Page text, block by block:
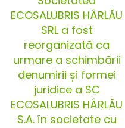
ECOSALUBRIS HÂRLĂU
SRL a fost
reorganizată ca
urmare a schimbării
denumirii și formei
juridice a SC
ECOSALUBRIS HÂRLĂU
S.A. în societate cu